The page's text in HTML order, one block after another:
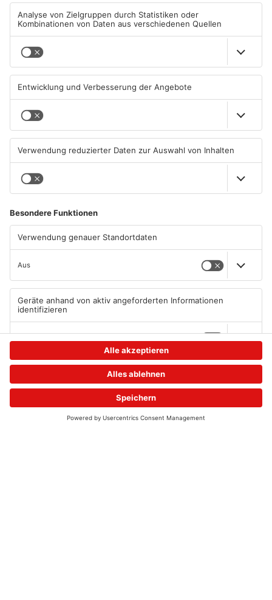
Hier brauchen Autofahrer in
Rodgau jetzt mehr Geduld
04.08.2026, 06:47 UHR IN KREIS
OFFENBACH
IHK registriert mehr
Unternehmensgründungen
04.08.2026, 06:41 UHR IN KREIS